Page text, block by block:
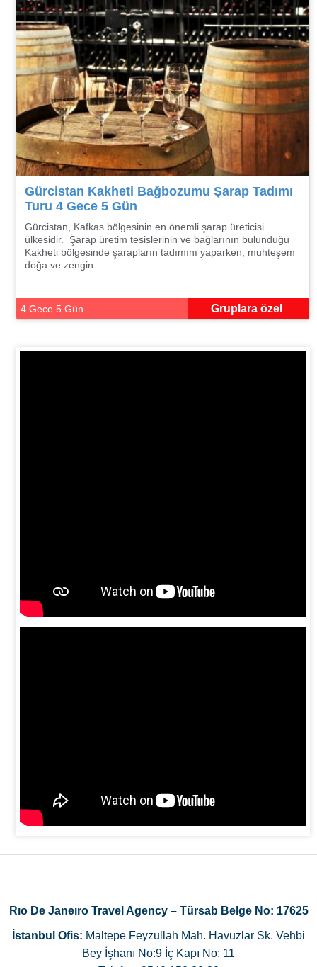
Gürcistan Kakheti Bağbozumu Şarap Tadımı
Turu 4 Gece 5 Gün
Gürcistan, Kafkas bölgesinin en önemli şarap üreticisi
ülkesidir. Şarap üretim tesislerinin ve bağlarının bulunduğu
Kakheti bölgesinde şarapların tadımını yaparken, muhteşem
doğa ve zengin...
4 Gece 5 Gün Gruplara özel
Rıo De Janeıro Travel Agency – Türsab Belge No: 17625
İstanbul Ofis: Maltepe Feyzullah Mah. Havuzlar Sk. Vehbi
Bey İşhanı No:9 İç Kapı No: 11